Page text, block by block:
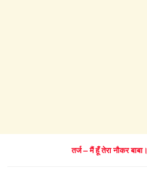
तर्ज – मैं हूँ तेरा नौकर बाबा।